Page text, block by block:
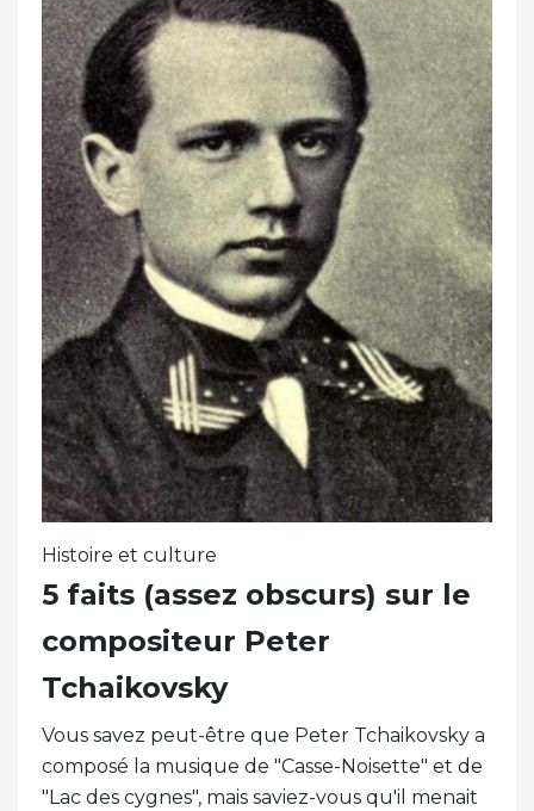
Histoire et culture
5 faits (assez obscurs) sur le
compositeur Peter
Tchaikovsky
Vous savez peut-être que Peter Tchaikovsky a
composé la musique de "Casse-Noisette" et de
"Lac des cygnes", mais saviez-vous qu'il menait